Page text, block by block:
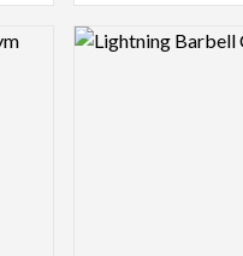
Logo Preview Image